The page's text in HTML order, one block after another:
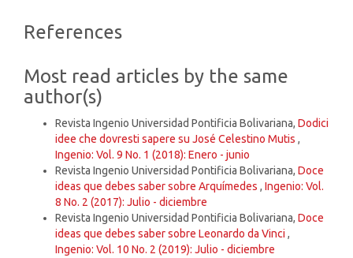
Article
References
Most read articles by the same
author(s)
Revista Ingenio Universidad Pontificia Bolivariana, Dodici
idee che dovresti sapere su José Celestino Mutis ,
Ingenio: Vol. 9 No. 1 (2018): Enero - junio
Revista Ingenio Universidad Pontificia Bolivariana, Doce
ideas que debes saber sobre Arquímedes , Ingenio: Vol.
8 No. 2 (2017): Julio - diciembre
Revista Ingenio Universidad Pontificia Bolivariana, Doce
ideas que debes saber sobre Leonardo da Vinci ,
Ingenio: Vol. 10 No. 2 (2019): Julio - diciembre